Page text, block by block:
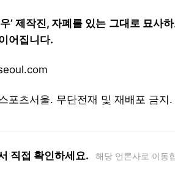
’ 제작진, 자폐를 있는 그대로 묘사
어집니다.
포츠서울. 무단전재 및 재배포 금지.
직접 확인하세요. 해당 언론사로 이동